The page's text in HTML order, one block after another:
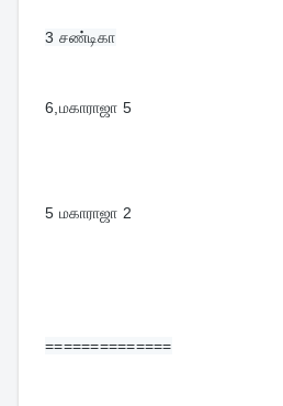
6,மகாராஜா 5
5 மகாராஜா 2
==============